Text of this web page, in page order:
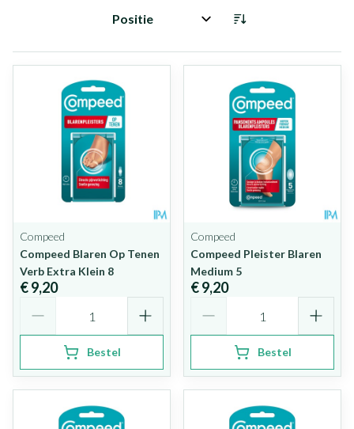
Sorteer op:
Compeed
Compeed Blaren Op Tenen
Verb Extra Klein 8
€ 9,20
Bestel
Compeed
Compeed Pleister Blaren
Medium 5
€ 9,20
Bestel